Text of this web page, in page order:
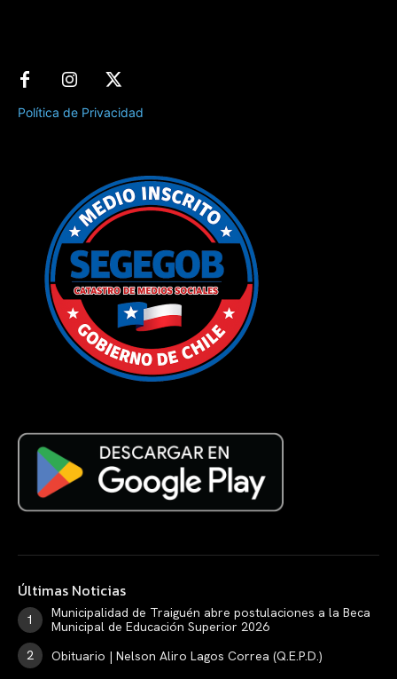
Política de Privacidad
Últimas Noticias
Municipalidad de Traiguén abre postulaciones a la Beca
Municipal de Educación Superior 2026
Obituario | Nelson Aliro Lagos Correa (Q.E.P.D.)